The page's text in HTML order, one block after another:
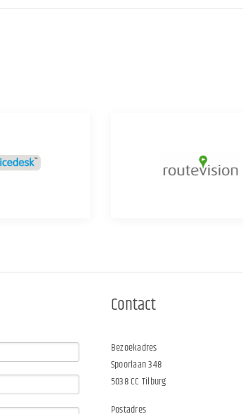
Contact
Bezoekadres
Spoorlaan 348
5038 CC Tilburg
Postadres